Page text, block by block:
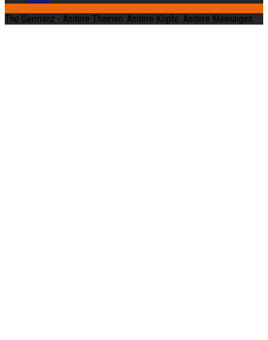
The Germanz - Andere Themen. Andere Köpfe. Andere Meinungen.